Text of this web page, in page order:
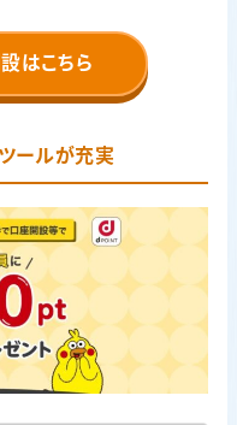
はこちら
ールが充実